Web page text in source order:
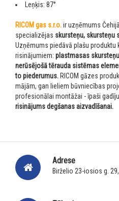
Leņķis: 87°
RICOM gas s.r.o.ir uzņēmums
specializējas skursteņu, skursteņu
Uzņēmums piedāvā plašu produktu
risinājumiem: plastmasas
nerūsējošā tērauda sistēmas
to piederumus. RICOM gāzes
mājām, gan lieliem būvniecības
profesionālai montāžai - īpaši
risinājums degšanas aizvadīšanai.
Adrese
Birželio 23-iosios g.